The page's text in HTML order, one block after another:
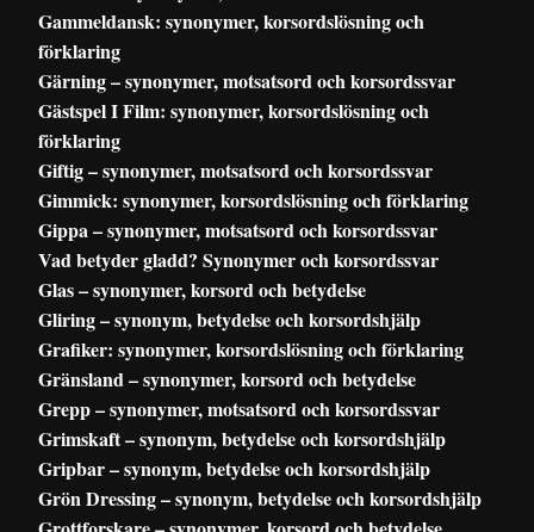
Gammeldansk: synonymer, korsordslösning och
förklaring
Gärning – synonymer, motsatsord och korsordssvar
Gästspel I Film: synonymer, korsordslösning och
förklaring
Giftig – synonymer, motsatsord och korsordssvar
Gimmick: synonymer, korsordslösning och förklaring
Gippa – synonymer, motsatsord och korsordssvar
Vad betyder gladd? Synonymer och korsordssvar
Glas – synonymer, korsord och betydelse
Gliring – synonym, betydelse och korsordshjälp
Grafiker: synonymer, korsordslösning och förklaring
Gränsland – synonymer, korsord och betydelse
Grepp – synonymer, motsatsord och korsordssvar
Grimskaft – synonym, betydelse och korsordshjälp
Gripbar – synonym, betydelse och korsordshjälp
Grön Dressing – synonym, betydelse och korsordshjälp